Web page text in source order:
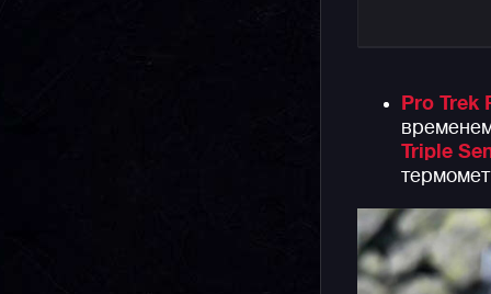
Pro Trek
Triple